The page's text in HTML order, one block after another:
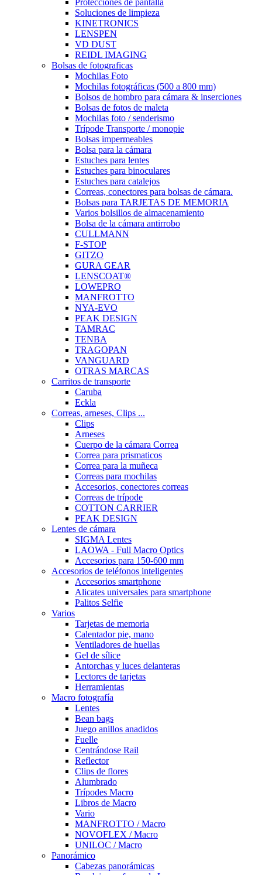
Protecciones de pantalla
Soluciones de limpieza
KINETRONICS
LENSPEN
VD DUST
REIDL IMAGING
Bolsas de fotograficas
Mochilas Foto
Mochilas fotográficas (500 a 800 mm)
Bolsos de hombro para cámara & inserciones
Bolsas de fotos de maleta
Mochilas foto / senderismo
Trípode Transporte / monopie
Bolsas impermeables
Bolsa para la cámara
Estuches para lentes
Estuches para binoculares
Estuches para catalejos
Correas, conectores para bolsas de cámara.
Bolsas para TARJETAS DE MEMORIA
Varios bolsillos de almacenamiento
Bolsa de la cámara antirrobo
CULLMANN
F-STOP
GITZO
GURA GEAR
LENSCOAT®
LOWEPRO
MANFROTTO
NYA-EVO
PEAK DESIGN
TAMRAC
TENBA
TRAGOPAN
VANGUARD
OTRAS MARCAS
Carritos de transporte
Caruba
Eckla
Correas, arneses, Clips ...
Clips
Arneses
Cuerpo de la cámara Correa
Correa para prismaticos
Correa para la muñeca
Correas para mochilas
Accesorios, conectores correas
Correas de trípode
COTTON CARRIER
PEAK DESIGN
Lentes de cámara
SIGMA Lentes
LAOWA - Full Macro Optics
Accesorios para 150-600 mm
Accesorios de teléfonos inteligentes
Accesorios smartphone
Alicates universales para smartphone
Palitos Selfie
Varios
Tarjetas de memoria
Calentador pie, mano
Ventiladores de huellas
Gel de sílice
Antorchas y luces delanteras
Lectores de tarjetas
Herramientas
Macro fotografía
Lentes
Bean bags
Juego anillos anadidos
Fuelle
Centrándose Rail
Reflector
Clips de flores
Alumbrado
Trípodes Macro
Libros de Macro
Vario
MANFROTTO / Macro
NOVOFLEX / Macro
UNILOC / Macro
Panorámico
Cabezas panorámicas